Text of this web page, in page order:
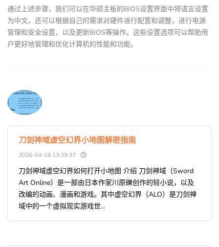
通过上述步骤，我们可以在华硕主板的BIOS设置界面中将语言设置
为中文。还可以根据自己的需求对硬件进行配置和调整，进行电源
管理和安全设置，以及更新BIOS等操作。这些设置选项可以帮助用
户更好地管理和优化计算机的性能和功能。
刀剑神域虚空幻界小地图解密指南
2026-04-16 13:39:37
刀剑神域虚空幻界如何打开小地图 介绍 刀剑神域（Sword
Art Online）是一部由日本作家川原礫创作的轻小说，以及
改编的动画、漫画和游戏。其中虚空幻界（ALO）是刀剑神
域中的一个虚拟现实游戏世...